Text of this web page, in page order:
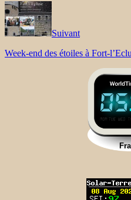
Suivant
Week-end des étoiles à Fort-